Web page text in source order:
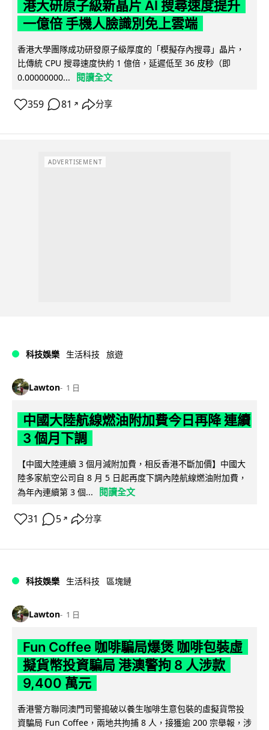
港大研原子級新晶片 AI 搜尋速度提升
一億倍 手機人臉識別免上雲端
香港大學團隊成功研發原子級厚度的「模擬存內搜尋」晶片，
比傳統 CPU 搜尋速度快約 1 億倍，延遲低至 36 皮秒（即
0.00000000...
閱讀全文
359 81 ↗ 分享
ADVERTISEMENT
科技娛樂 生活科技 旅遊
Lawton 1 日
中國大陸航線燃油附加費今日再降 連續
3 個月下調
【中國大陸連續 3 個月減附加費，相反香港不斷加價】中國大
陸多家航空公司自 8 月 5 日起再度下調內陸航線燃油附加費，
為年內連續第 3 個...
閱讀全文
31 5 ↗ 分享
科技娛樂 生活科技 區塊鏈
Lawton 1 日
Fun Coffee 咖啡騙局爆煲 咖啡包裝虛
擬貨幣投資騙局 港澳警拘 8 人涉款
9,400 萬元
香港警方聯同澳門司警搗破以養生咖啡生意包裝的虛擬貨幣投
資騙局 Fun Coffee，兩地共拘捕 8 人，接獲逾 200 宗舉報，涉